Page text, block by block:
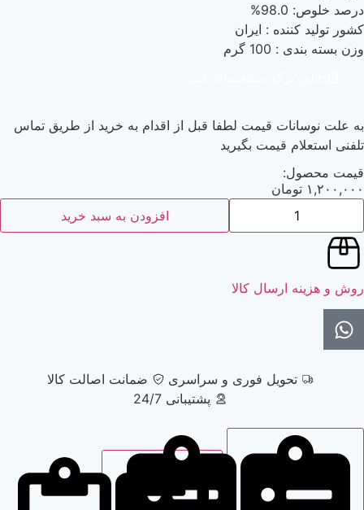
: ایران
گرم
قیمت لطفا قبل از اقدام به خرید از طریق تماس
قیمت بگیرید
افزودن به سبد خرید
کالا
فوری و سراسری
ضمانت اصالت کالا